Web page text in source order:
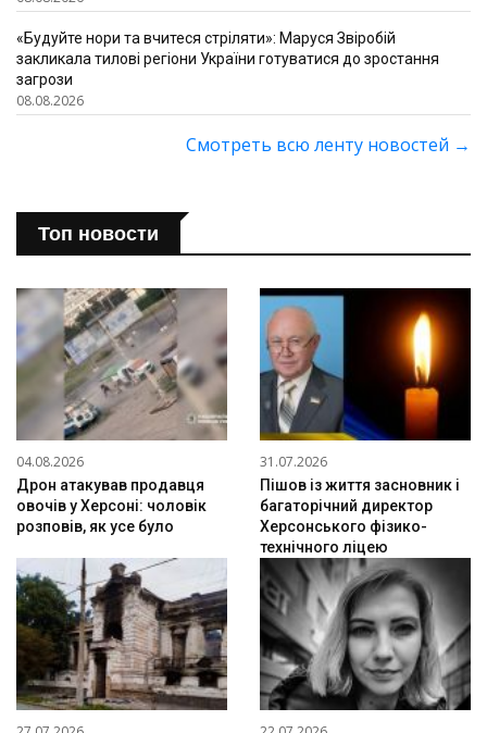
«Будуйте нори та вчитеся стріляти»: Маруся Звіробій
закликала тилові регіони України готуватися до зростання
загрози
08.08.2026
Смотреть всю ленту новостей →
Топ новости
04.08.2026
Дрон атакував продавця
овочів у Херсоні: чоловік
розповів, як усе було
31.07.2026
Пішов із життя засновник і
багаторічний директор
Херсонського фізико-
технічного ліцею